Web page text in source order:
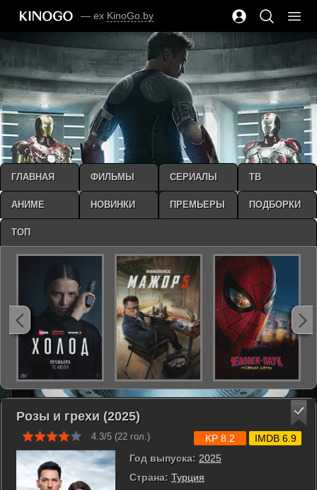
— ex KinoGo.by
Розы и грехи (2025)
4.3/5 (22 гол.)
Год выпуска: 2025
Страна: Турция
KP 8.2 IMDB 6.9
ГЛАВНАЯ ФИЛЬМЫ СЕРИАЛЫ ТВ
АНИМЕ НОВИНКИ ПРЕМЬЕРЫ ПОДБОРКИ
ТОП